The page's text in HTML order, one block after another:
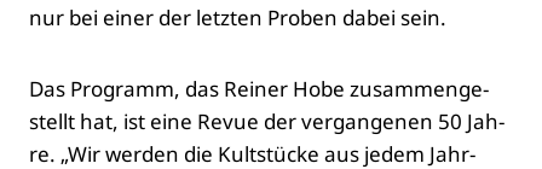
nur bei einer der letz­ten Pro­ben dabei sein.
Das Pro­gramm, das Rei­ner Hobe zusam­men­ge­
stellt hat, ist eine Revue der ver­gan­ge­nen 50 Jah­
re. „Wir wer­den die Kult­stü­cke aus jedem Jahr­